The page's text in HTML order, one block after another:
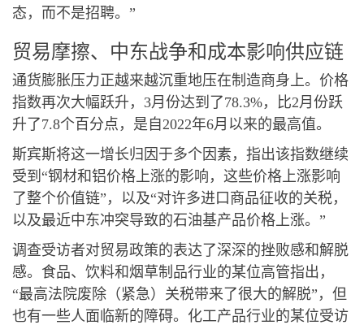
态，而不是招聘。”
贸易摩擦、中东战争和成本影响供应链
通货膨胀压力正越来越沉重地压在制造商身上。价格
指数再次大幅跃升，3月份达到了78.3%，比2月份跃
升了7.8个百分点，是自2022年6月以来的最高值。
斯宾斯将这一增长归因于多个因素，指出该指数继续
受到“钢材和铝价格上涨的影响，这些价格上涨影响
了整个价值链”，以及“对许多进口商品征收的关税，
以及最近中东冲突导致的石油基产品价格上涨。”
调查受访者对贸易政策的表达了深深的挫败感和解脱
感。食品、饮料和烟草制品行业的某位高管指出，
“最高法院废除（紧急）关税带来了很大的解脱”，但
也有一些人面临新的障碍。化工产品行业的某位受访